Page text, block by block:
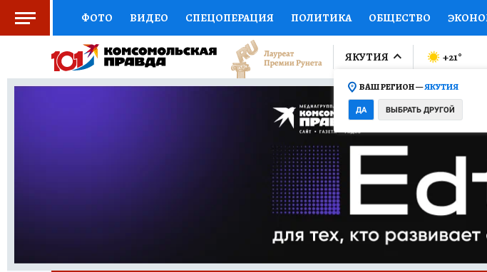
ФОТО ВИДЕО СПЕЦОПЕРАЦИЯ ПОЛИТИКА ОБЩЕСТВО
СОЦПОДДЕРЖКА НАУКА СПОРТ КОЛУМНИСТЫ ПРОИСШЕСТВИЯ
ВЫБОР ЭКСПЕРТОВ ДОКТОР ФИНАНСЫ ОТКРЫВАЕМ МИР Я ЗНАЮ
ПРОГНОЗЫ НА СПОРТ ПРОМОКОДЫ СЕРИАЛЫ
ТЕЛЕВИЗОР КОЛЛЕКЦИИ
НОВОЕ НА САЙТЕ
ЯКУТИЯ
ВАШ РЕГИОН —ЯКУТИЯ
ДА ВЫБРАТЬ ДРУГОЙ
+21°